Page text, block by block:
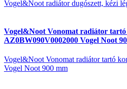
Vogel&Noot radiátor dugószett, kézi
Vogel&Noot Vonomat radiátor
AZ0BW090V0002000 Vogel Noot
Vogel&Noot Vonomat radiátor tartó
Vogel Noot 900 mm